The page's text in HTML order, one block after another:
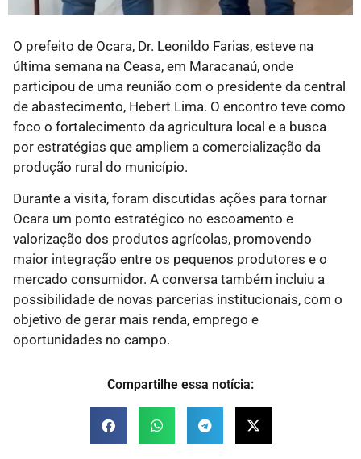
O prefeito de Ocara, Dr. Leonildo Farias, esteve na
última semana na Ceasa, em Maracanaú, onde
participou de uma reunião com o presidente da central
de abastecimento, Hebert Lima. O encontro teve como
foco o fortalecimento da agricultura local e a busca
por estratégias que ampliem a comercialização da
produção rural do município.
Durante a visita, foram discutidas ações para tornar
Ocara um ponto estratégico no escoamento e
valorização dos produtos agrícolas, promovendo
maior integração entre os pequenos produtores e o
mercado consumidor. A conversa também incluiu a
possibilidade de novas parcerias institucionais, com o
objetivo de gerar mais renda, emprego e
oportunidades no campo.
Compartilhe essa notícia: